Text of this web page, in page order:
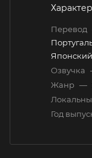
Перевод
Озвучка
Жанр —
Год